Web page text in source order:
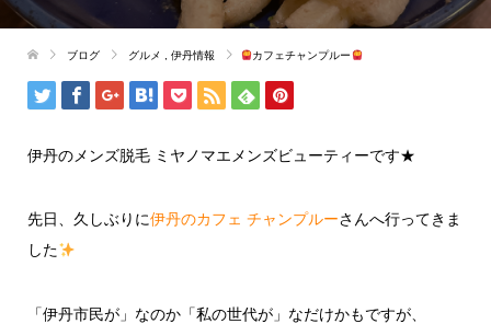
ブログ グルメ 伊丹情報 カフェチャンプルー
伊丹のメンズ脱毛 ミヤノマエメンズビューティーです★
先日、久しぶりに伊丹のカフェ チャンプルーさんへ行ってきま
した
「伊丹市民が」なのか「私の世代が」なだけかもですが、